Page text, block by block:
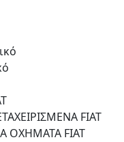
FIAT
ΟΧΗΜΑΤΑ FIAT